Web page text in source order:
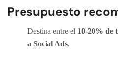
Presupuesto
Destina entre el 10-20% de
a Social Ads.